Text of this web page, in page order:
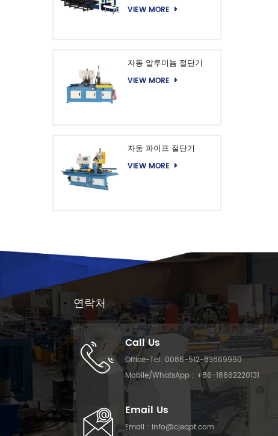
VIEW MORE
자동 알루미늄 절단기
VIEW MORE
자동 파이프 절단기
VIEW MORE
연락처
Call Us
Office-Tel: 0086-512-83869990
Mobile/WhatsApp : +86-18662220131
Email Us
Email : info@cjeqpt.com